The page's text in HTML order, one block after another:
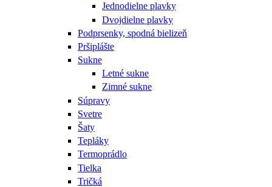
Jednodielne plavky
Dvojdielne plavky
Podprsenky, spodná bielizeň
Pršiplášte
Sukne
Letné sukne
Zimné sukne
Súpravy
Svetre
Šaty
Tepláky
Termoprádlo
Tielka
Tričká